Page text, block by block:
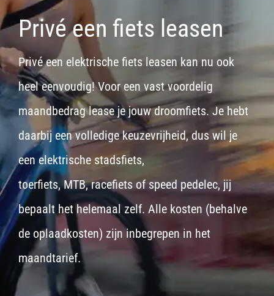
Privé een fiets leasen
Privé een elektrische fiets leasen kan nu ook
heel eenvoudig! Voor een vast voordelig
maandbedrag lease je jouw droomfiets. Je hebt
daarbij een volledige keuzevrijheid, dus wil je
eenelektrische stadsfiets,
toerfiets,MTB,racefietsof speed pedelec, jij
bepaalt het helemaal zelf. Alle kosten (behalve
de oplaadkosten) zijn inbegrepen in het
maandtarief.